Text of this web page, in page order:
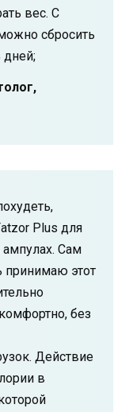
вес. С
сбросить
дней;
Plus для
ампулах. Сам
принимаю этот
без
Действие
в